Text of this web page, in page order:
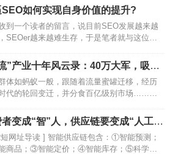
稳下来的公司，创业公司在资金、人力、客
根底资本上都还不充足，在推行的过程中也
呈现后劲不足的…
如何实现自身价值的提升?
到一个读者的留言，说目前SEO发展越来越
SEOer越来越难生存，于是笔者就与这位朋
是很好，每天累死累活，老板却认为没好好
，多少苦逼SEO心里是哑巴吃黄莲的感觉?之前
样的…
”产业十年风云录：40万大军，吸食
利润
体如蚂蚁一般，跟随着流量蜜罐迁移，经历
代的轮回变迁，并分食百亿级别市场……标
：一本财经，已授权『互联网的一些事』，
联系作者。在“流量为王”的时代，流量在某种
，就…
变成“智”人，供应链要变成“人工”
网址导读 ] 智能供应链包含：①智能预测；
商品；③智能定价；④智能库存；⑤科学地